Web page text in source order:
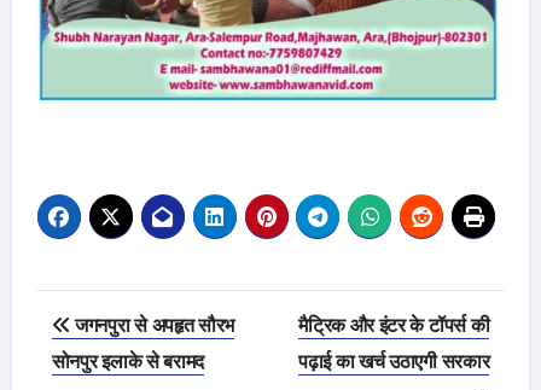
Post
navigation
जगनपुरा से अपहृत सौरभ
सोनपुर इलाके से बरामद
मैट्रिक और इंटर के टॉपर्स की
पढ़ाई का खर्च उठाएगी सरकार